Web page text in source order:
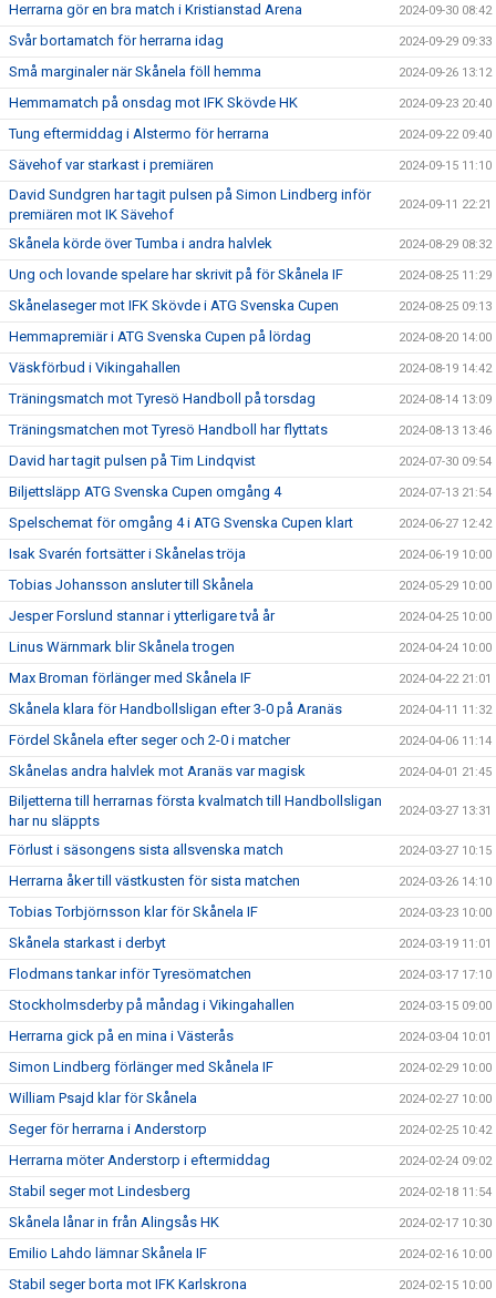
Herrarna gör en bra match i Kristianstad Arena 2024-09-30 08:42
Svår bortamatch för herrarna idag 2024-09-29 09:33
Små marginaler när Skånela föll hemma 2024-09-26 13:12
Hemmamatch på onsdag mot IFK Skövde HK 2024-09-23 20:40
Tung eftermiddag i Alstermo för herrarna 2024-09-22 09:40
Sävehof var starkast i premiären 2024-09-15 11:10
David Sundgren har tagit pulsen på Simon Lindberg inför
premiären mot IK Sävehof
2024-09-11 22:21
Skånela körde över Tumba i andra halvlek 2024-08-29 08:32
Ung och lovande spelare har skrivit på för Skånela IF 2024-08-25 11:29
Skånelaseger mot IFK Skövde i ATG Svenska Cupen 2024-08-25 09:13
Hemmapremiär i ATG Svenska Cupen på lördag 2024-08-20 14:00
Väskförbud i Vikingahallen 2024-08-19 14:42
Träningsmatch mot Tyresö Handboll på torsdag 2024-08-14 13:09
Träningsmatchen mot Tyresö Handboll har flyttats 2024-08-13 13:46
David har tagit pulsen på Tim Lindqvist 2024-07-30 09:54
Biljettsläpp ATG Svenska Cupen omgång 4 2024-07-13 21:54
Spelschemat för omgång 4 i ATG Svenska Cupen klart 2024-06-27 12:42
Isak Svarén fortsätter i Skånelas tröja 2024-06-19 10:00
Tobias Johansson ansluter till Skånela 2024-05-29 10:00
Jesper Forslund stannar i ytterligare två år 2024-04-25 10:00
Linus Wärnmark blir Skånela trogen 2024-04-24 10:00
Max Broman förlänger med Skånela IF 2024-04-22 21:01
Skånela klara för Handbollsligan efter 3-0 på Aranäs 2024-04-11 11:32
Fördel Skånela efter seger och 2-0 i matcher 2024-04-06 11:14
Skånelas andra halvlek mot Aranäs var magisk 2024-04-01 21:45
Biljetterna till herrarnas första kvalmatch till Handbollsligan
har nu släppts
2024-03-27 13:31
Förlust i säsongens sista allsvenska match 2024-03-27 10:15
Herrarna åker till västkusten för sista matchen 2024-03-26 14:10
Tobias Torbjörnsson klar för Skånela IF 2024-03-23 10:00
Skånela starkast i derbyt 2024-03-19 11:01
Flodmans tankar inför Tyresömatchen 2024-03-17 17:10
Stockholmsderby på måndag i Vikingahallen 2024-03-15 09:00
Herrarna gick på en mina i Västerås 2024-03-04 10:01
Simon Lindberg förlänger med Skånela IF 2024-02-29 10:00
William Psajd klar för Skånela 2024-02-27 10:00
Seger för herrarna i Anderstorp 2024-02-25 10:42
Herrarna möter Anderstorp i eftermiddag 2024-02-24 09:02
Stabil seger mot Lindesberg 2024-02-18 11:54
Skånela lånar in från Alingsås HK 2024-02-17 10:30
Emilio Lahdo lämnar Skånela IF 2024-02-16 10:00
Stabil seger borta mot IFK Karlskrona 2024-02-15 10:00